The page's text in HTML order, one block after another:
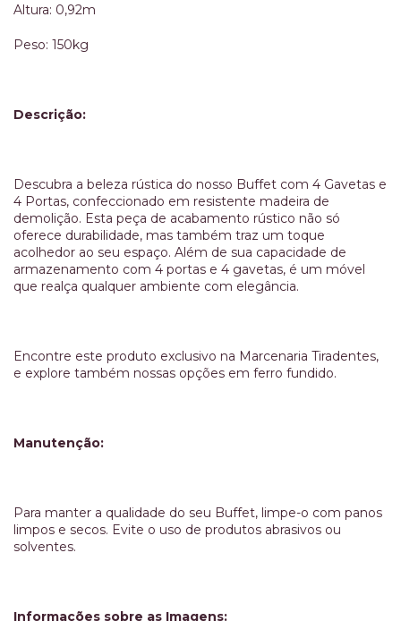
Altura: 0,92m
Peso: 150kg
Descrição:
Descubra a beleza rústica do nosso Buffet com 4 Gavetas e
4 Portas, confeccionado em resistente madeira de
demolição. Esta peça de acabamento rústico não só
oferece durabilidade, mas também traz um toque
acolhedor ao seu espaço. Além de sua capacidade de
armazenamento com 4 portas e 4 gavetas, é um móvel
que realça qualquer ambiente com elegância.
Encontre este produto exclusivo na Marcenaria Tiradentes,
e explore também nossas opções em ferro fundido.
Manutenção:
Para manter a qualidade do seu Buffet, limpe-o com panos
limpos e secos. Evite o uso de produtos abrasivos ou
solventes.
Informações sobre as Imagens: